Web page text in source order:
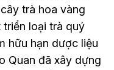
trà hoa vàng
triển loại trà quý
hữu hạn dược liệu
Quan đã xây dựng